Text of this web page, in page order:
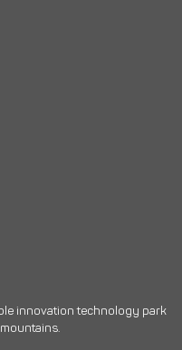
innovation technology park